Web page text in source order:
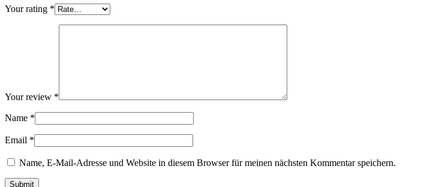
Your rating *
Your review *
Name *
Email *
Name, E-Mail-Adresse und Website in diesem Browser für meinen nächsten Kommentar speichern.